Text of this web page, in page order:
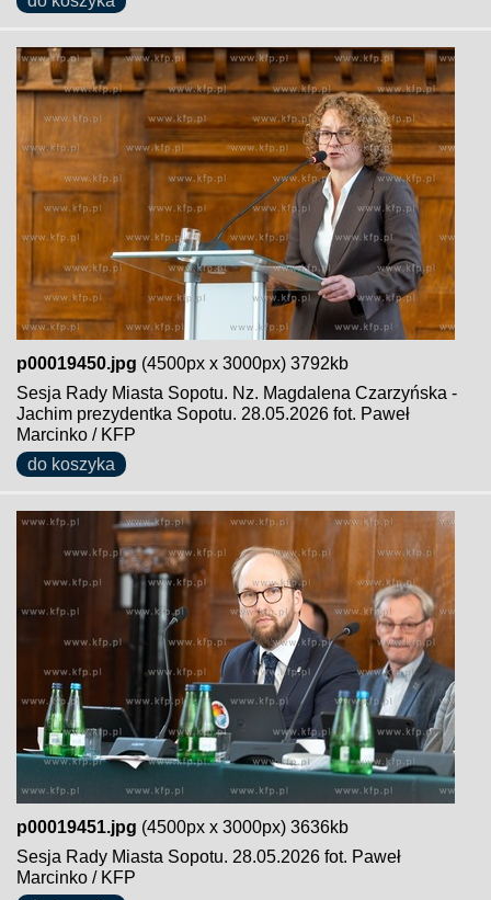
p00019450.jpg (4500px x 3000px) 3792kb
Sesja Rady Miasta Sopotu. Nz. Magdalena Czarzyńska -
Jachim prezydentka Sopotu. 28.05.2026 fot. Paweł
Marcinko / KFP
do koszyka
p00019451.jpg (4500px x 3000px) 3636kb
Sesja Rady Miasta Sopotu. 28.05.2026 fot. Paweł
Marcinko / KFP